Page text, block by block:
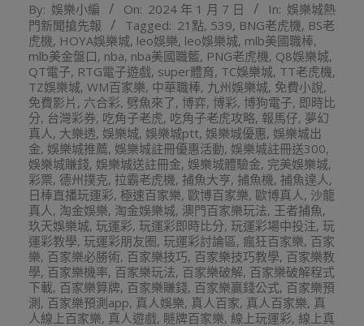
01-
07
By: 娛樂小編 On: 2024 年 1 月 7 日 In: 娛樂城熱
門新聞搶先報
Tagged: 21點, 539, BNG老虎機, BS老
虎機, HOYA娛樂城, leo娛樂, leo娛樂城, mlb美國職棒,
mlb美金盤口, nba, nba美國職籃, PNG老虎機, Q8娛樂城,
QT電子, RTG電子遊戲, super體育, TC娛樂城, TT老虎機,
TZ娛樂城, WM百家樂, 中華職棒, 九州娛樂城, 免費小說,
免費影片 , 六合彩, 劈魚來了, 博弈, 博彩, 博狗電子, 即時比
分, 台灣彩券, 吃角子老虎, 吃角子老虎攻略, 報馬仔, 夢幻
真人, 大樂透, 娛樂城, 娛樂城ptt, 娛樂城優惠, 娛樂城出
金, 娛樂城推薦, 娛樂城註冊優惠活動, 娛樂城註冊送300,
娛樂城賺錢, 娛樂城送註冊金, 娛樂城體驗金, 完美娛樂城,
彩票, 德州撲克, 拉霸老虎機, 捕魚大亨, 捕魚機, 捕魚達人,
日棒直播玩運彩, 極速百家樂, 歐博百家樂, 歐博真人, 沙龍
真人, 淘金娛樂, 淘金娛樂城, 澳門百家樂玩法, 王者捕魚,
玖天娛樂城, 玩運彩, 玩運彩即時比分, 玩運彩場中投注, 玩
運彩教學, 玩運彩朋友圈, 玩運彩討論區, 瘋狂百家樂, 百家
樂, 百家樂必勝術, 百家樂技巧, 百家樂技巧教學, 百家樂教
學, 百家樂機率, 百家樂玩法, 百家樂破解, 百家樂破解程式
下載, 百家樂算牌, 百家樂賺錢, 百家樂贏錢公式, 百家樂預
測 , 百家樂預測app, 真人娛樂, 真人百家, 真人百家樂, 真
人線上百家樂, 真人遊戲, 瞇牌百家樂, 線上玩運彩, 線上真